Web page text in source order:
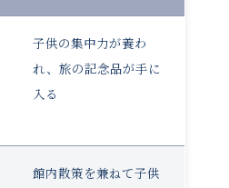
子供の集中力が養わ
れ、旅の記念品が手に
入る
館内散策を兼ねて子供